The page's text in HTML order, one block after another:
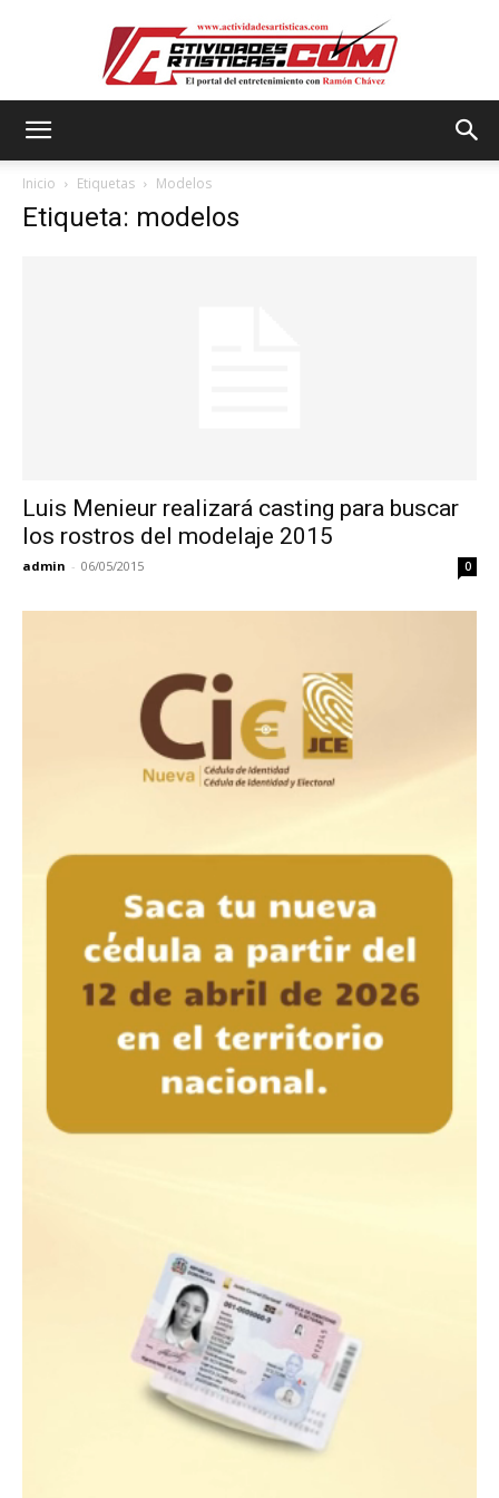
Inicio Etiquetas Modelos
Etiqueta: modelos
Luis Menieur realizará casting para buscar
los rostros del modelaje 2015
admin - 06/05/2015 0